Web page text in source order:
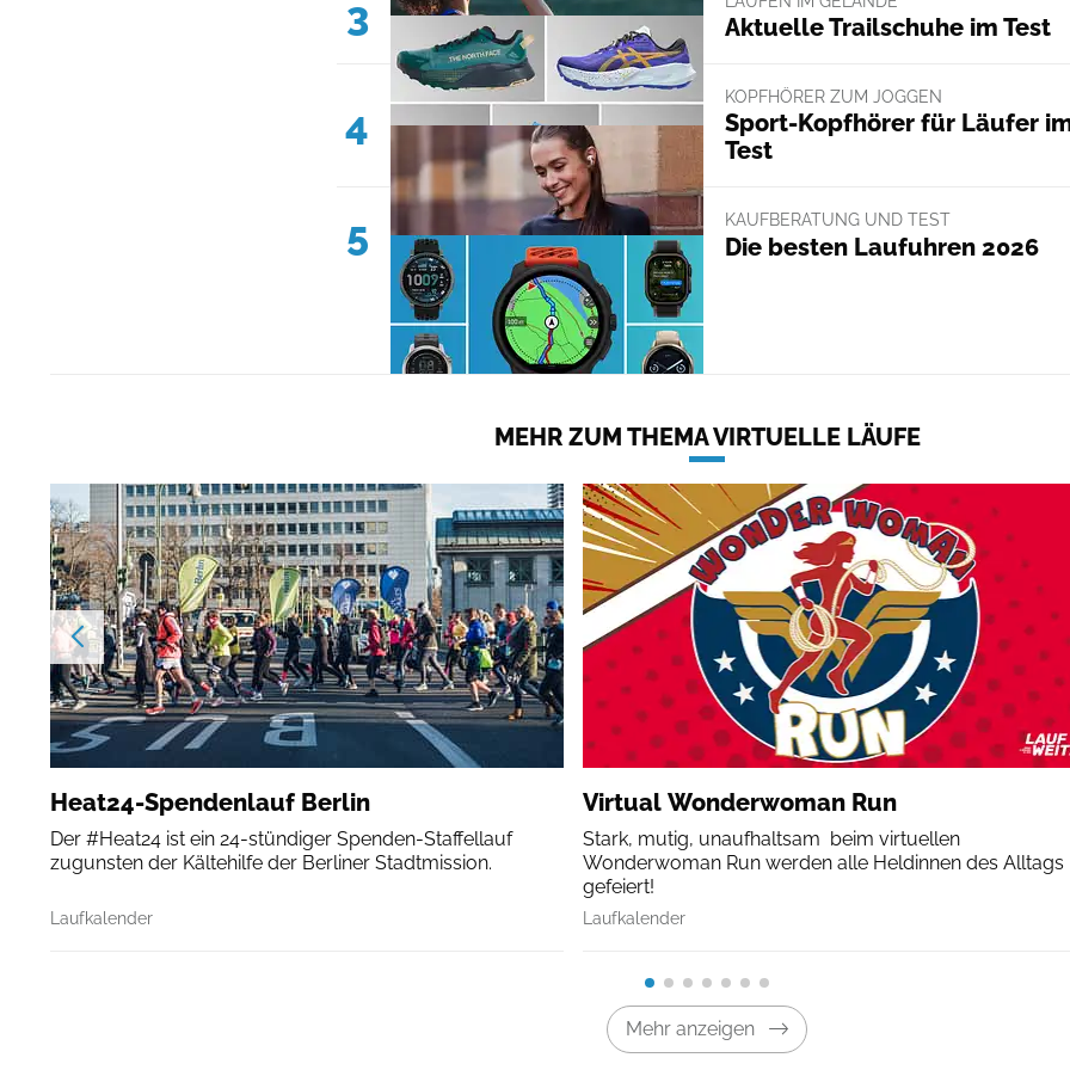
3 Aktuelle Trailschuhe im Test
4
KOPFHÖRER ZUM JOGGEN
Sport-Kopfhörer für Läufer
Test
5 KAUFBERATUNG UND TEST
Die besten Laufuhren 2026
MEHR ZUM THEMA VIRTUELLE LÄUFE
Heat24-Spendenlauf Berlin
Der #Heat24 ist ein 24-stündiger Spenden-Staffellauf
zugunsten der Kältehilfe der Berliner Stadtmission.
Laufkalender
Virtual Wonderwoman Run
Stark, mutig, unaufhaltsam  beim virtuellen
Wonderwoman Run werden alle Heldinnen des Alltags
gefeiert!
Laufkalender
Mehr anzeigen